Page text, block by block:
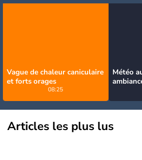
Vague de chaleur caniculaire
et forts orages
08:25
Météo
Articles les plus lus